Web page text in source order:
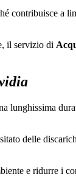
contribuisce a
il servizio di
lunghissima
delle
e ridurre i